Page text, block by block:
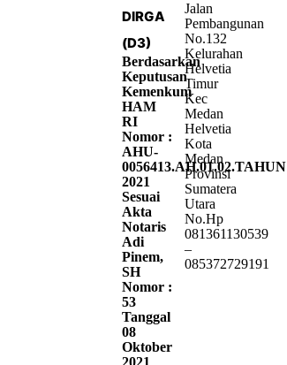
DIRGA
(D3)
Berdasarkan
Keputusan
Kemenkum
HAM
RI
Nomor :
AHU-
0056413.AH.01.02.TAHUN
2021
Sesuai
Akta
Notaris
Adi
Pinem,
SH
Nomor :
53
Tanggal
08
Oktober
Jalan
Pembangunan
No.132
Kelurahan
Helvetia
Timur
Kec
Medan
Helvetia
Kota
Medan
Provinsi
Sumatera
Utara
No.Hp
081361130539
–
085372729191